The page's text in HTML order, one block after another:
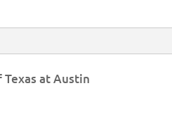
at Austin